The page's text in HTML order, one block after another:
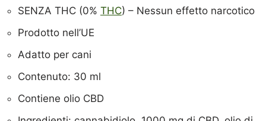
SENZA THC (0% THC) – Nessun effetto narcotico
Prodotto nell’UE
Adatto per cani
Contenuto: 30 ml
Contiene olio CBD